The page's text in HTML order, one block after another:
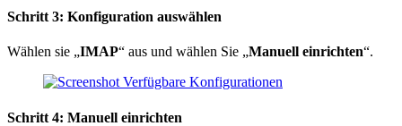
Schritt 3: Konfiguration auswählen
Wählen sie „IMAP“ aus und wählen Sie „Manuell einrichten“.
Schritt 4: Manuell einrichten